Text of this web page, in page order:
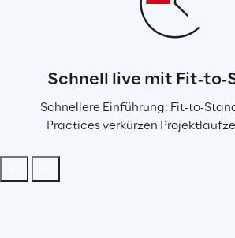
Schnell live mit
Schnellere Einführung:
Practices verkürzen